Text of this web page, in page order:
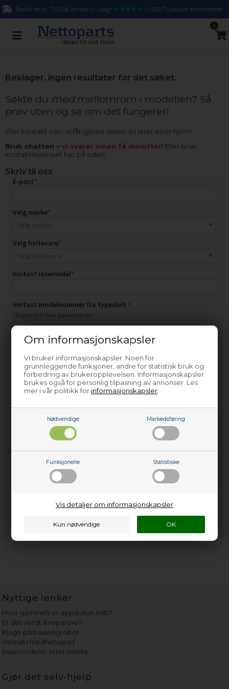
Om informasjonskapsler
Vi bruker informasjonskapsler. Noen for
grunnleggende funksjoner, andre for statistisk bruk og
forbedring av brukeropplevelsen. Informasjonskapsler
brukes også for personlig tilpasning av annonser. Les
mer i vår politikk for informasjonskapsler
Nødvendige Markedsføring
Funksjonelle Statistiske
Vis detaljer om informasjonskapsler
Bestill før kl. 17.00 så sender vi i dag* >2.000 Trustpilot anmeldelser
0
Beklager, ingen resultater for det søket.
Søkte du medmellomrom i modellen? Så
prøv uten og se om det fungerer!
Eller kontakt oss – vi får gjerne delen du leter etter hjem!
Bruk chatten – vi svarer innen få minutter! Eller bruk
kontaktskjemaet her på siden.
Skriv til oss
Nyttige lenker
Hvor gammelt er apparatet mitt?
Er det verdt å reparere?
Klage på bassengrobot
Vannets hardhetsgrad
Reservedeler etter merke
Gjør det selv-hjelp